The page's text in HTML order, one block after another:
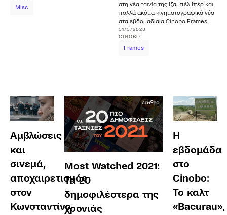
Misc
στη νέα ταινία της Ιζαμπέλ Ιπέρ και
πολλά ακόμα κινηματογραφικά νέα
στα εβδομαδιαία Cinobo Frames.
31/3/2023
CINOBO
Frames
Αμβλώσεις
και
σινεμά,
αποχαιρετισμός
στον
Κωνσταντίνο
Most Watched 2021:
Τα 20
δημοφιλέστερα της
χρονιάς
Η
εβδομάδα
στο
Cinobo:
To καλτ
«Bacurau»,